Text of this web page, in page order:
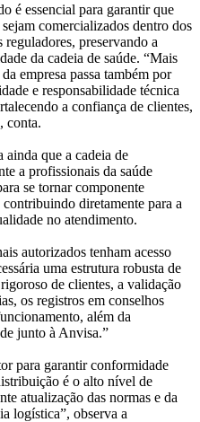
é essencial para garantir que
comercializados dentro dos
preservando a
da cadeia de saúde. “Mais
empresa passa também por
e responsabilidade técnica
a confiança de clientes,
conta.
ainda que a cadeia de
a profissionais da saúde
se tornar componente
diretamente para a
no atendimento.
autorizados tenham acesso
uma estrutura robusta de
de clientes, a validação
os registros em conselhos
além da
junto à Anvisa.”
para garantir conformidade
é o alto nível de
atualização das normas e da
logística”, observa a